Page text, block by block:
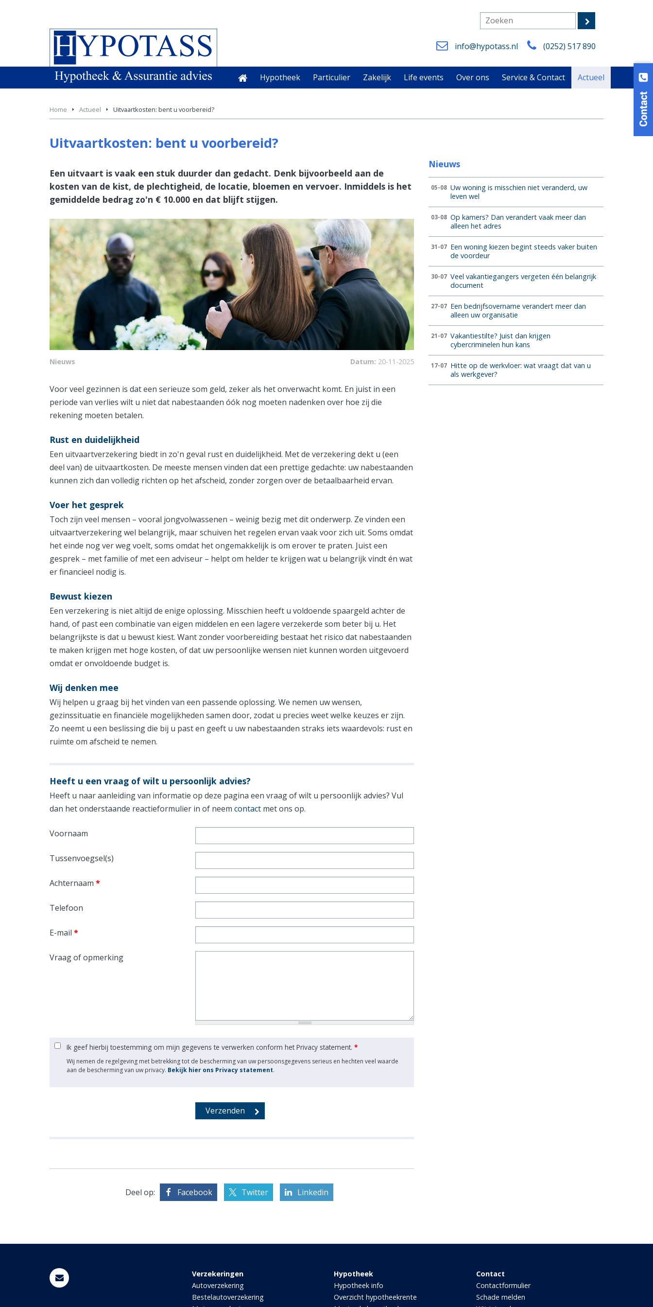
info@hypotass.nl (0252) 517 890
Hypotheek Particulier Zakelijk Life events Over ons Service & Contact Actueel
Home Actueel Uitvaartkosten: bent u voorbereid?
Uitvaartkosten: bent u voorbereid?
Een uitvaart is vaak een stuk duurder dan gedacht. Denk bijvoorbeeld aan de
kosten van de kist, de plechtigheid, de locatie, bloemen en vervoer. Inmiddels is het
gemiddelde bedrag zo'n € 10.000 en dat blijft stijgen.
Nieuws Datum: 20-11-2025
Voor veel gezinnen is dat een serieuze som geld, zeker als het onverwacht komt. En juist in een
periode van verlies wilt u niet dat nabestaanden óók nog moeten nadenken over hoe zij die
rekening moeten betalen.
Rust en duidelijkheid
Een uitvaartverzekering biedt in zo'n geval rust en duidelijkheid. Met de verzekering dekt u (een
deel van) de uitvaartkosten. De meeste mensen vinden dat een prettige gedachte: uw nabestaanden
kunnen zich dan volledig richten op het afscheid, zonder zorgen over de betaalbaarheid ervan.
Voer het gesprek
Toch zijn veel mensen – vooral jongvolwassenen – weinig bezig met dit onderwerp. Ze vinden een
uitvaartverzekering wel belangrijk, maar schuiven het regelen ervan vaak voor zich uit. Soms omdat
het einde nog ver weg voelt, soms omdat het ongemakkelijk is om erover te praten. Juist een
gesprek – met familie of met een adviseur – helpt om helder te krijgen wat u belangrijk vindt én wat
er financieel nodig is.
Bewust kiezen
Een verzekering is niet altijd de enige oplossing. Misschien heeft u voldoende spaargeld achter de
hand, of past een combinatie van eigen middelen en een lagere verzekerde som beter bij u. Het
belangrijkste is dat u bewust kiest. Want zonder voorbereiding bestaat het risico dat nabestaanden
te maken krijgen met hoge kosten, of dat uw persoonlijke wensen niet kunnen worden uitgevoerd
omdat er onvoldoende budget is.
Wij denken mee
Wij helpen u graag bij het vinden van een passende oplossing. We nemen uw wensen,
gezinssituatie en financiële mogelijkheden samen door, zodat u precies weet welke keuzes er zijn.
Zo neemt u een beslissing die bij u past en geeft u uw nabestaanden straks iets waardevols: rust en
ruimte om afscheid te nemen.
Heeft u een vraag of wilt u persoonlijk advies?
Heeft u naar aanleiding van informatie op deze pagina een vraag of wilt u persoonlijk advies? Vul
dan het onderstaande reactieformulier in of neem contact met ons op.
Voornaam
Tussenvoegsel(s)
Achternaam *
Telefoon
E-mail *
Vraag of opmerking
Ik geef hierbij toestemming om mijn gegevens te verwerken conform het Privacy statement. *
Wij nemen de regelgeving met betrekking tot de bescherming van uw persoonsgegevens serieus en hechten veel waarde
aan de bescherming van uw privacy. Bekijk hier ons Privacy statement.
Deel op: Facebook Twitter Linkedin
Nieuws
05-08 Uw woning is misschien niet veranderd, uw
leven wel
03-08 Op kamers? Dan verandert vaak meer dan
alleen het adres
31-07 Een woning kiezen begint steeds vaker buiten
de voordeur
30-07 Veel vakantiegangers vergeten één belangrijk
document
27-07 Een bedrijfsovername verandert meer dan
alleen uw organisatie
21-07 Vakantiestilte? Juist dan krijgen
cybercriminelen hun kans
17-07 Hitte op de werkvloer: wat vraagt dat van u
als werkgever?
Verzekeringen
Autoverzekering
Bestelautoverzekering
Hypotheek
Hypotheek info
Overzicht hypotheekrente
Contact
Contactformulier
Schade melden